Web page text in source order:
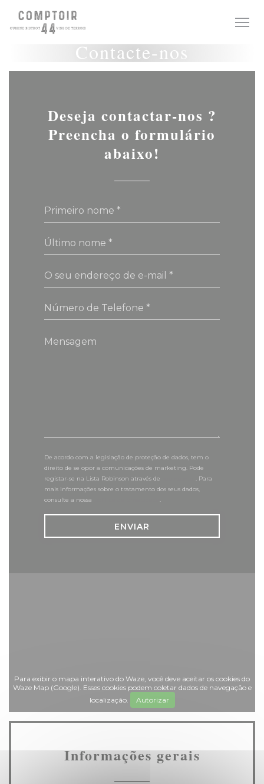
Painel de Gerenciamento de Cookies
Contacte-nos
Deseja contactar-nos ?
Preencha o formulário
abaixo!
De acordo com a legislação de proteção de dados, tem o
direito de se opor a comunicações de marketing. Pode
registar-se na Lista Robinson através de
. Para
mais informações sobre o tratamento dos seus dados,
consulte a nossa
.
Para exibir o mapa interativo do Waze, você deve aceitar os cookies do
Waze Map (Google). Esses cookies podem coletar dados de navegação e
localização.
Autorizar
Informações gerais